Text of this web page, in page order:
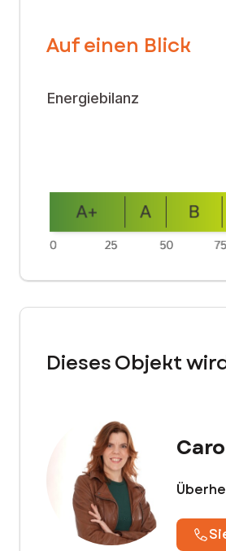
Einen Keller
Einen Außenparkplatz
Diese Wohnung vereint
Zögern Sie nicht länger und
Auf einen Blick
Energiebilanz
Dieses Objekt